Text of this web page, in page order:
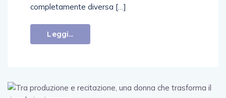
completamente diversa […]
Leggi...